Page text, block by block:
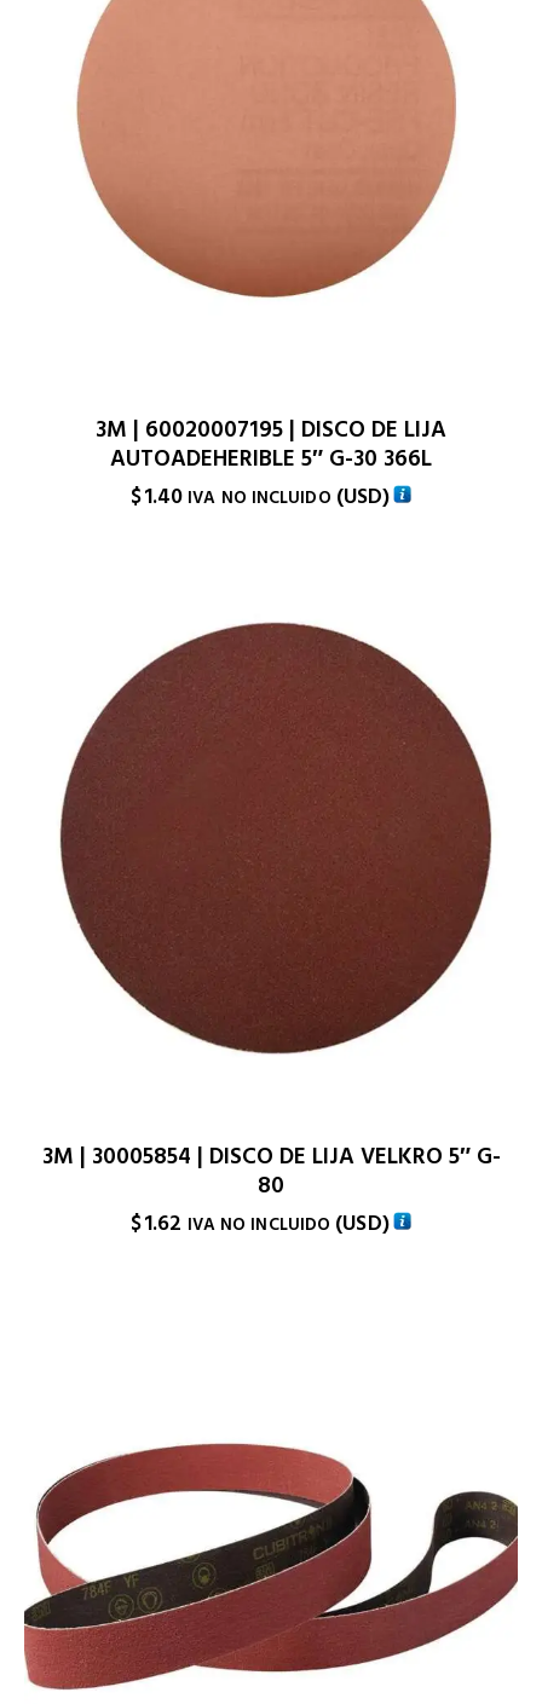
3M | 60020007195 | DISCO DE LIJA
AUTOADEHERIBLE 5″ G-30 366L
$1.40 IVA NO INCLUIDO (USD)
3M | 30005854 | DISCO DE LIJA VELKRO 5″ G-
80
$1.62 IVA NO INCLUIDO (USD)